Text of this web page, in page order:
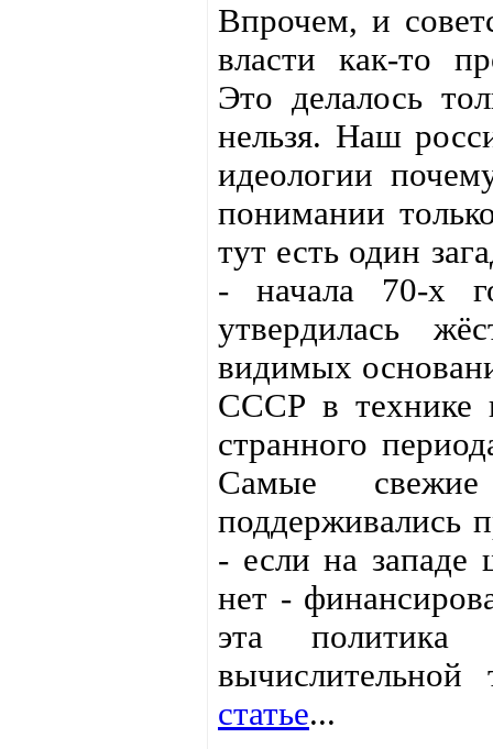
Впрочем, и
власти как-то
Это делалось
нельзя. Наш
идеологии
понимании
тут есть один
- начала 70-х
утвердилась
видимых
СССР в технике
странного
Самые свежие
поддерживались
- если на западе
нет -
эта политика
статье...